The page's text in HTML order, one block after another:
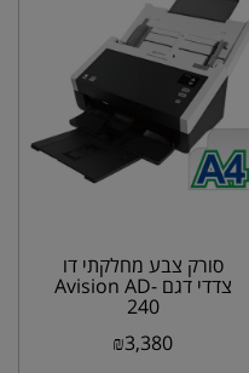
סורק צבע מחלקתי דו
צדדי דגם Avision AD-
240
₪3,380